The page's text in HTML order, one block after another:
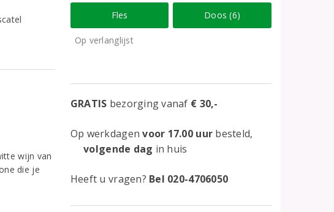
wijn van
die je
Fles Doos (6)
Op verlanglijst
GRATIS bezorging vanaf € 30,-
Op werkdagenvoor 17.00 uur besteld,
volgende dag in huis
Heeft u vragen? Bel 020-4706050